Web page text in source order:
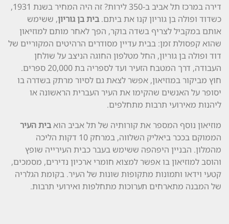
דירה במרכז תל אביב ב-350 לירות? זה היה המחיר בשנת 1931,
כשדוד ופולה בן גוריון קנו את ביתם. בית בן גוריון, ששימש
אותם במקביל לצריף בשדה בוקר, הפך לאחר מותם למוזיאון
שהוא קפסולת זמן: בבית עדיין מסודרים הרהיטים המקוריים של
דוד ופולה בן גוריון, החל מטלפון החוגה הניצב על שולחן
העבודה, דרך המטבח הזעיר ועד לספריה בת 20,000 ספרים.
חוץ מביקור במוזיאון, אפשר לצאת גם לסיור מרתק בשדרה בו
יסופר על האנשים שהקימו את העיר העברית הראשונה או
ליהנות מאירועי תרבות מתחלפים.
מוזיאון נוסף המספר את קורותיה של תל אביב הואבית העיר
הממוקם בככר ביאליק השלווה, במרחק 10 דקות הליכה
מהמלון. הבניין היפהפה ששימש בעבר כבית העירייה שופץ
והוסב למוזיאון בו אפשר למצוא חומרי ארכיון נדירים, מסמכים,
קטעי וידאו ותמונות מתקופות שונות של העיר. בקומת הגלריה
של המבנה מתארחים תערוכות מתחלפות ואירועי תרבות.